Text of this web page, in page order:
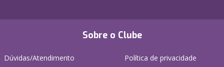
Sobre o Clube
Dúvidas/Atendimento
Política de privacidade